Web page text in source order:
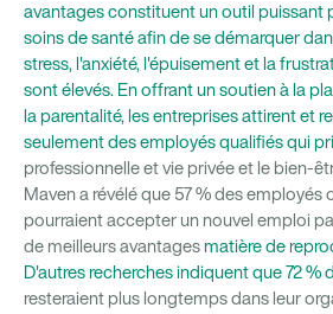
avantages constituent un outil puissant
soins de santé afin de se démarquer
stress, l'anxiété, l'épuisement et la
sont élevés. En offrant un soutien à la
la parentalité, les entreprises attirent et
seulement des employés qualifiés qui
professionnelle et vie privée et le bien-
Maven a révélé que 57 % des employés
pourraient accepter un nouvel emploi
de meilleurs avantagesmatière de
D'autres recherches indiquent que72 %
resteraient plus longtemps dans leur